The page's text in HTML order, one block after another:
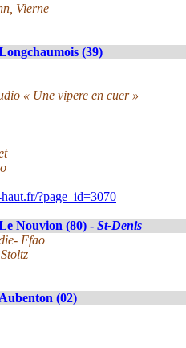
Vierne
(39)
« Une vipere en cuer »
?page_id=3070
Nouvion (80) - St-Denis
Ffao
Aubenton (02)